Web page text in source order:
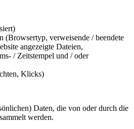
(Browsertyp, verweisende / beendete
angezeigte Dateien,
/ Zeitstempel und / oder
Klicks)
Daten, die von oder durch die
werden.